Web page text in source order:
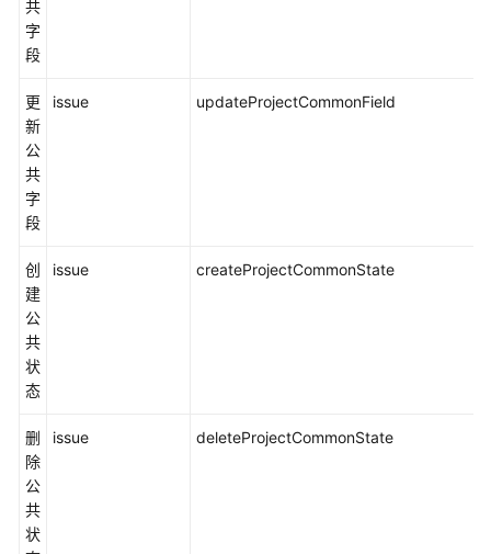
共
字
段
更
新
公
共
字
段
issue updateProjectCommonField
创
建
公
共
状
态
issue createProjectCommonState
删
除
公
共
状
issue deleteProjectCommonState